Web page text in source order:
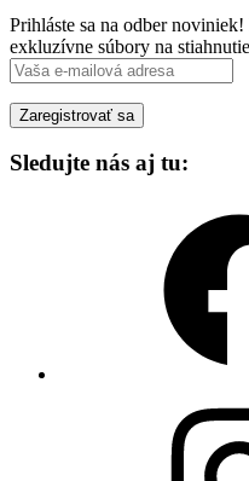
Prihláste sa na odber
exkluzívne súbory na
Sledujte nás aj tu: